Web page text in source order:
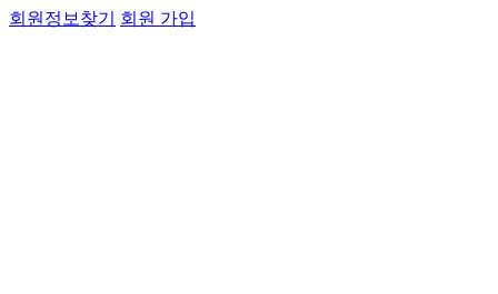
회원정보찾기 회원 가입